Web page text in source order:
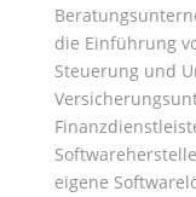
die Einführung
Steuerung und
eigene